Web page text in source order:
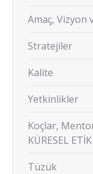
Amaç, Vizyon
Stratejiler
Kalite
Yetkinlikler
Koçlar,
KÜRESEL
Tüzük